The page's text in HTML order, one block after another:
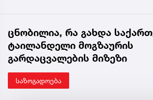
ცნობილია, რა გახდა
ტაილანდელი მოგზაურის
გარდაცვალების მიზეზი
საზოგადოება